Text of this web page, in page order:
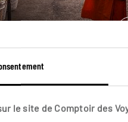
le site de Comptoir des